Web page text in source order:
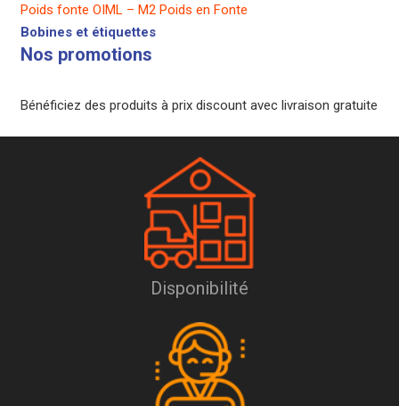
Poids fonte OIML – M2 Poids en Fonte
Bobines et étiquettes
Nos promotions
Bénéficiez des produits à prix discount avec livraison gratuite
Disponibilité